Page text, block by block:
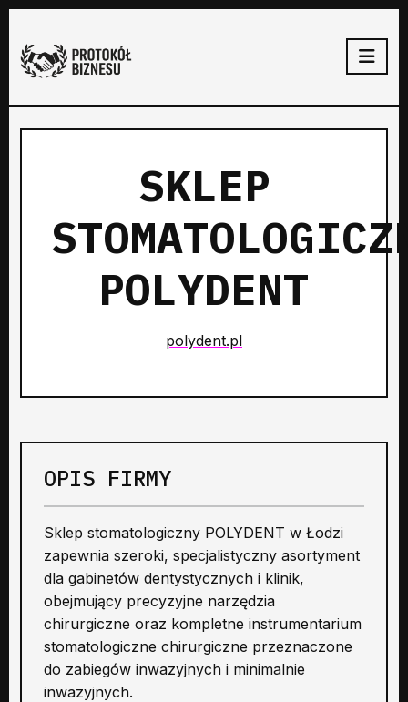
SKLEP
POLYDENT
polydent.pl
OPIS FIRMY
Sklep stomatologiczny POLYDENT w Łodzi
zapewnia szeroki, specjalistyczny asortyment
dla gabinetów dentystycznych i klinik,
obejmujący precyzyjne narzędzia
chirurgiczne oraz kompletne instrumentarium
stomatologiczne chirurgiczne przeznaczone
do zabiegów inwazyjnych i minimalnie
inwazyjnych.